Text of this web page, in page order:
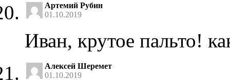
Артемий Рубин
01.10.2019
Иван, крутое пальто!
Алексей Шеремет
01.10.2019